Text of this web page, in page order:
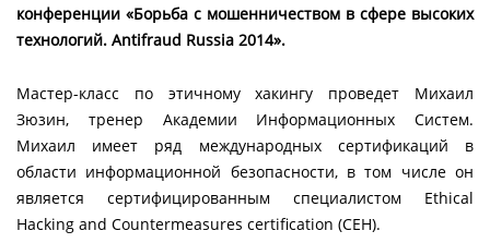
конференции «Борьба с мошенничеством в сфере высоких
технологий. Antifraud Russia 2014».
Мастер-класс по этичному хакингу проведет Михаил
Зюзин, тренер Академии Информационных Систем.
Михаил имеет ряд международных сертификаций в
области информационной безопасности, в том числе он
является сертифицированным специалистом Ethical
Hacking and Countermeasures certification (CEH).